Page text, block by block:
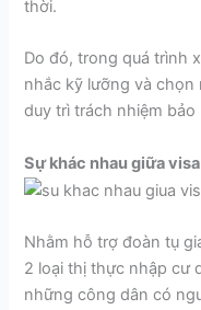
thời.
Do đó, trong quá trình
nhắc kỹ lưỡng và chọn
duy trì trách nhiệm
Sự khác nhau giữa
Nhằm hỗ trợ đoàn tụ
2 loại thị thực nhập cư
những công dân có